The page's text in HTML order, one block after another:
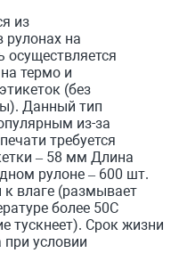
из
рулонах на
осуществляется
термо и
(без
Данный тип
из-за
требуется
– 58 мм Длина
рулоне – 600 шт.
к влаге (размывает
более 50С
тускнеет). Срок жизни
при условии